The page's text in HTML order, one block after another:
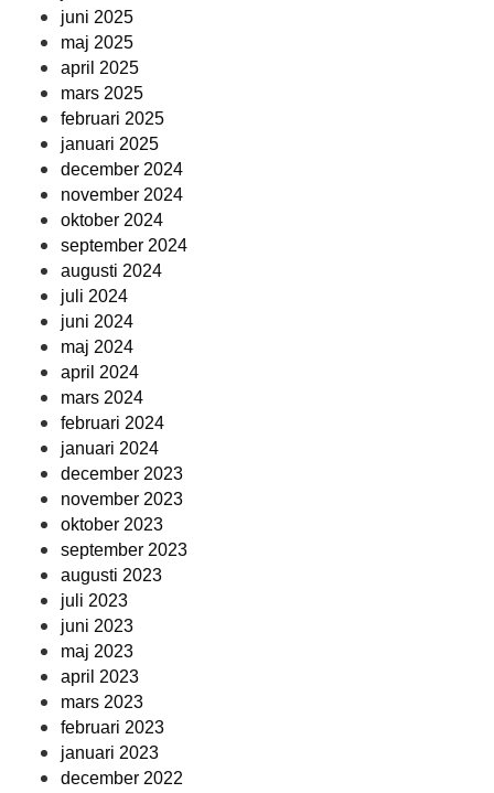
juni 2025
maj 2025
april 2025
mars 2025
februari 2025
januari 2025
december 2024
november 2024
oktober 2024
september 2024
augusti 2024
juli 2024
juni 2024
maj 2024
april 2024
mars 2024
februari 2024
januari 2024
december 2023
november 2023
oktober 2023
september 2023
augusti 2023
juli 2023
juni 2023
maj 2023
april 2023
mars 2023
februari 2023
januari 2023
december 2022